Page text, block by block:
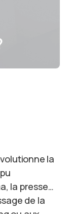
la
la presse…
de la